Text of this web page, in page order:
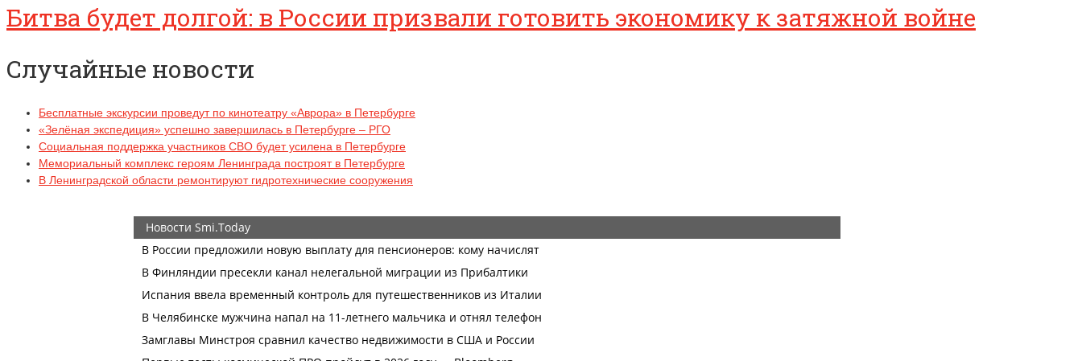
Битва будет долгой: в России призвали готовить экономику к затяжной войне
Случайные новости
Бесплатные экскурсии проведут по кинотеатру «Аврора» в Петербурге
«Зелёная экспедиция» успешно завершилась в Петербурге – РГО
Социальная поддержка участников СВО будет усилена в Петербурге
Мемориальный комплекс героям Ленинграда построят в Петербурге
В Ленинградской области ремонтируют гидротехнические сооружения